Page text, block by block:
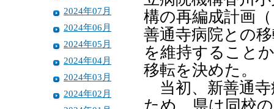
2024年07月
2024年06月
2024年05月
2024年04月
2024年03月
2024年02月
構の再編成計画
善通寺病院との
を維持すること
移転を決めた。
当初、新善通寺